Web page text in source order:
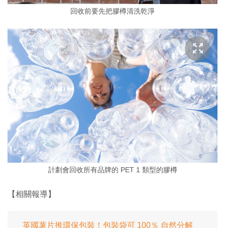
回收前要先把膠樽清洗乾淨
計劃會回收所有品牌的 PET 1 類型的膠樽
【相關報導】
英國薯片推環保包裝！包裝袋可 100％ 自然分解